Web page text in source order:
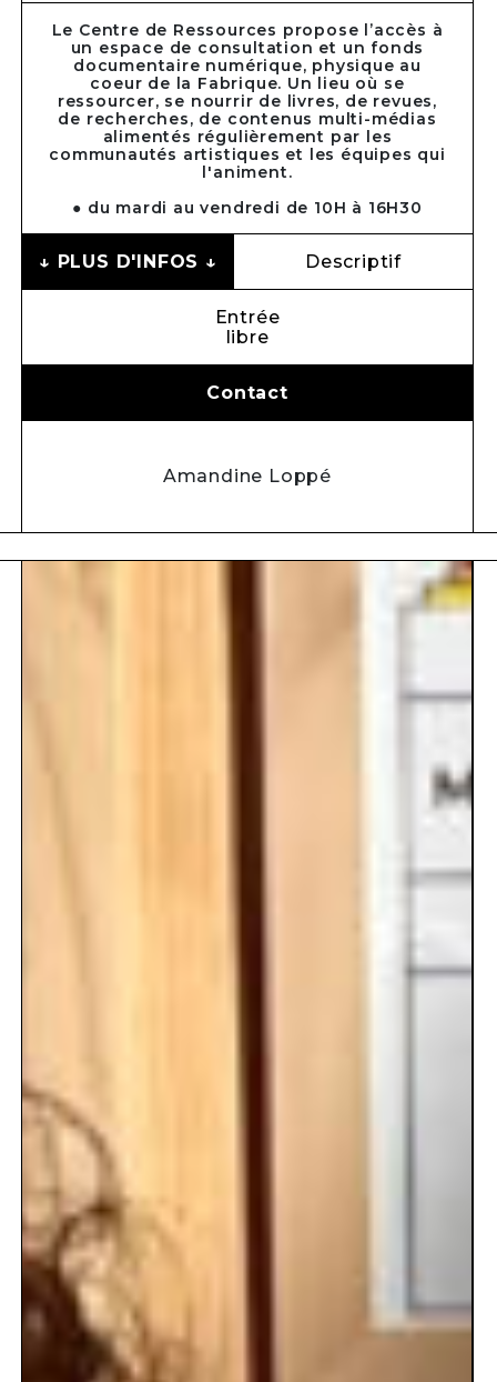
Le Centre de Ressources propose l’accès à
un espace de consultation et un fonds
documentaire numérique, physique au
coeur de la Fabrique. Un lieu où se
ressourcer, se nourrir de livres, de revues,
de recherches, de contenus multi-médias
alimentés régulièrement par les
communautés artistiques et les équipes qui
l'animent.
● du mardi au vendredi de 10H à 16H30
↓ PLUS D'INFOS ↓ Descriptif
Entrée
libre
Contact
Amandine Loppé